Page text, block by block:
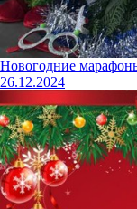
Новогодние
26.12.2024